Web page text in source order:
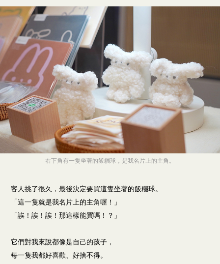
右下角有一隻坐著的飯糰球，是我名片上的主角。
客人挑了很久，最後決定要買這隻坐著的飯糰球。
「這一隻就是我名片上的主角喔！」
「誒！誒！誒！那這樣能買嗎！？」
它們對我來說都像是自己的孩子，
每一隻我都好喜歡、好捨不得。